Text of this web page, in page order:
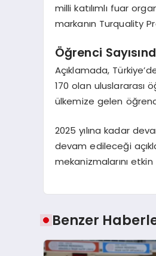
milli katılımlı fuar
markanın Turquality
Öğrenci
Açıklamada,
170 olan uluslararası
ülkemize gelen öğrenci
2025 yılına kadar
devam edileceği
mekanizmalarını
Benzer